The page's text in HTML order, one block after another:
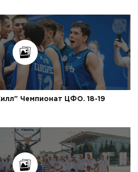
Чемпионат ЦФО. 18-19